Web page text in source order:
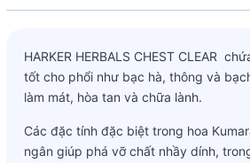
HARKER HERBALS CHEST CLEAR
tốt cho phổi như bạc hà, thông và
làm mát, hòa tan và chữa lành.
Các đặc tính đặc biệt trong hoa
ngân giúp phá vỡ chất nhầy dính,